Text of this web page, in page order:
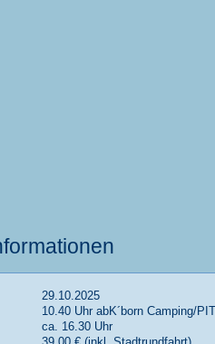
29.10.2025
10.40 Uhr abK´born Camping/
ca. 16.30 Uhr